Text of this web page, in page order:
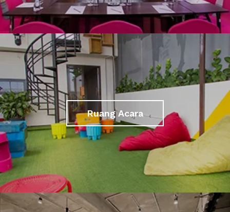
Ruang Acara